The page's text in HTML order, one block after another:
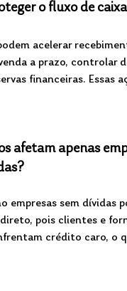
o fluxo de
acelerar
a prazo, controlar
financeiras. Essas
afetam apenas
empresas sem dívidas
pois clientes e
crédito caro, o